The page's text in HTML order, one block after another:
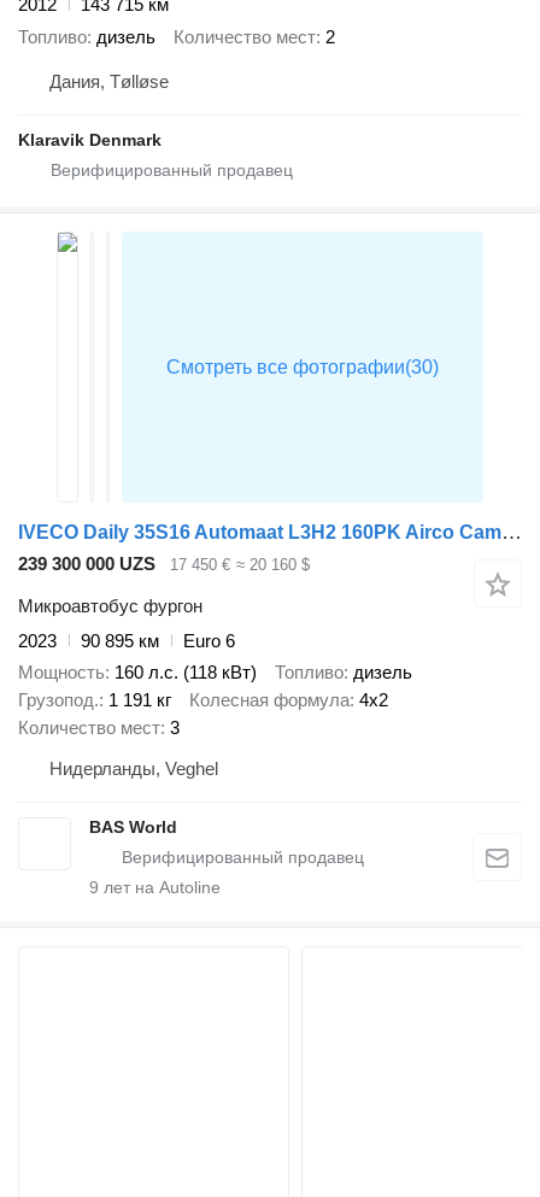
2012
143 715 км
Топливо дизель Количество мест 2
Дания, Tølløse
Klaravik Denmark
IVECO Daily 35S16 Automaat L3H2 160PK Airco Camera Parkeersensoren Eur
239 300 000 UZS 17 450 € ≈ 20 160 $
Микроавтобус фургон
2023
90 895 км
Euro 6
Мощность 160 л.с. (118 кВт) Топливо дизель
Грузопод. 1 191 кг Колесная формула 4x2
Количество мест 3
Нидерланды, Veghel
BAS World
9 лет на Autoline